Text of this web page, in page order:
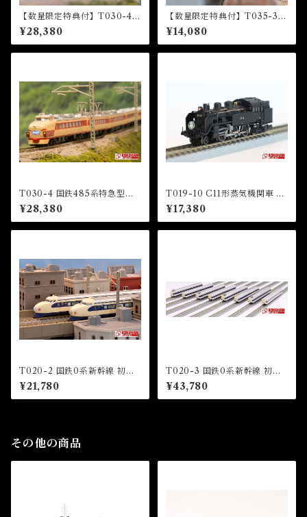
【数量限定特典付】T030-4 4
85系特急型車両 初期形 5両基
本セット『サンポート高松』
HM付 (485 LIMITED EXP
¥28,380
【数量限定特典付】T035-3 E
F65形電気機関車1000番代
『瀬戸』HM付 (EF65 1000
Electric Locomotive “Set
¥14,080
T030-4 国鉄485系特急型車
両 初期形 雷鳥 国鉄色 5両基本
セット (JNR 485 LIMITED
EXPRESS "RAICHO" JNR
¥28,380
T019-10 C11形蒸気機関車 12
3号機 東武鉄道SL「大樹」 タ
イプ (TOBU Railway C11 St
eam Locomotive Number 1
¥17,380
T020-2 国鉄0系新幹線 初期
型「ひかり」4両基本セット (J
NR Series 0 shinkansen HI
KARI” 4 Cars Basic Set)
¥21,780
T020-3 国鉄0系新幹線 初期
型「ひかり」8両増結セット (J
NR Series 0 shinkansen HI
KARI” 8 Cars Extension Se
¥43,780
その他の商品